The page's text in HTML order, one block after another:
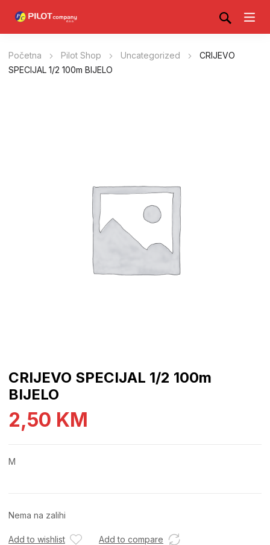
Početna Pilot Shop Uncategorized
CRIJEVO
SPECIJAL 1/2 100m BIJELO
CRIJEVO SPECIJAL 1/2 100m
BIJELO
2,50 KM
M
Nema na zalihi
Add to wishlist Add to compare